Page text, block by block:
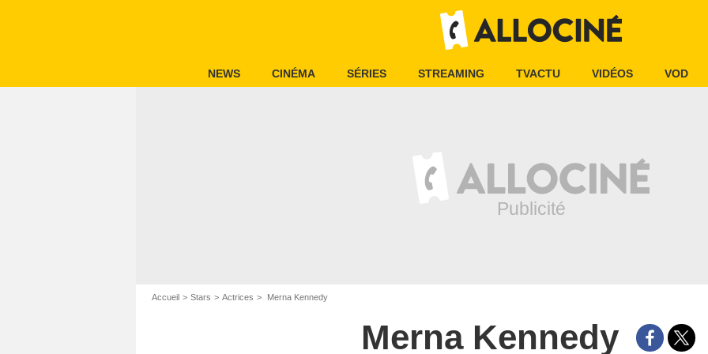
NEWS CINÉMA SÉRIES STREAMING TVACTU VIDÉOS VOD
Accueil Stars Actrices Merna Kennedy
Merna Kennedy